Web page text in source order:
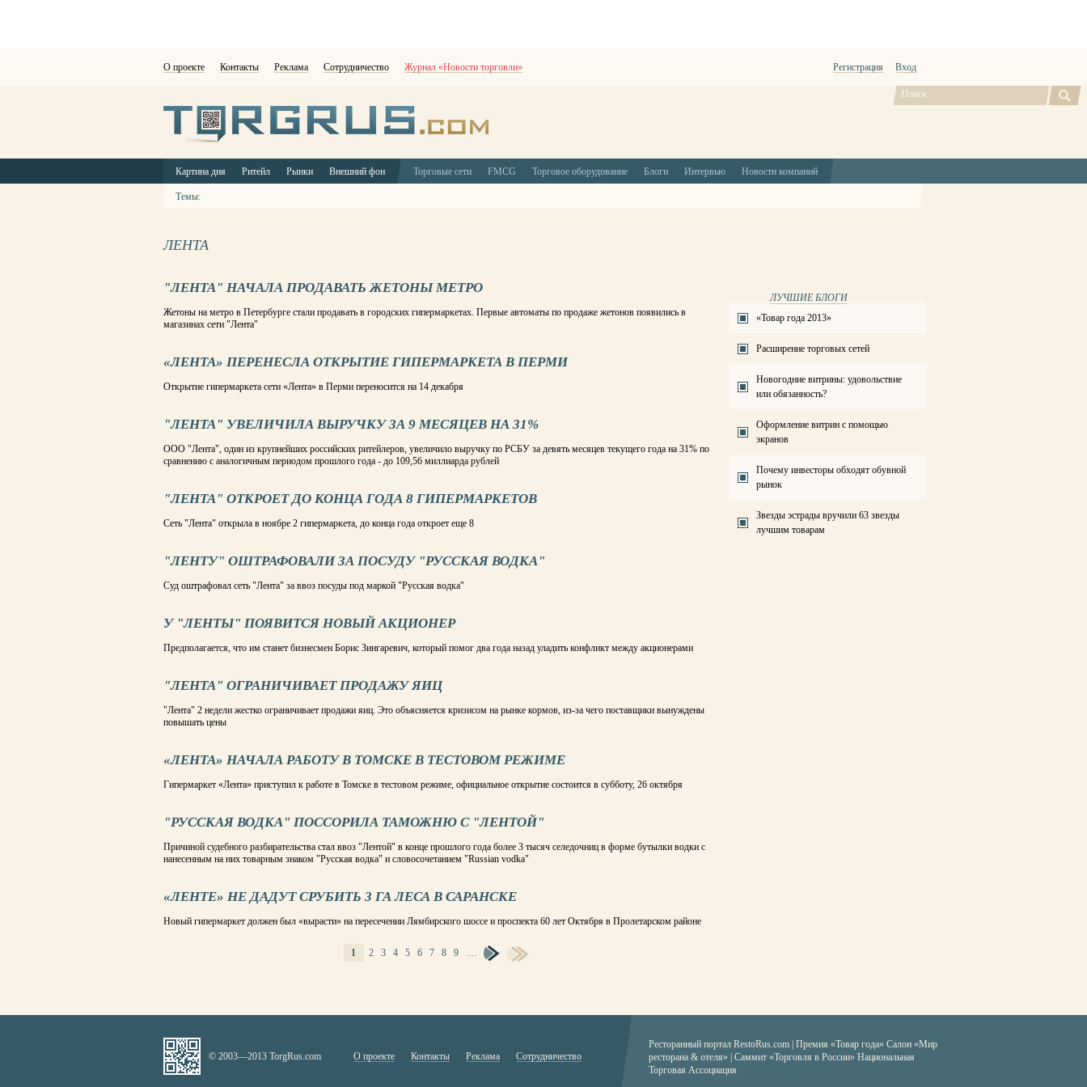
О проекте Контакты Реклама Сотрудничество Журнал «Новости торговли» Регистрация Вход
Картина дня Ритейл Рынки Внешний фон Торговые сети FMCG Торговое оборудование Блоги Интервью Новости компаний
Темы:
ЛЕНТА
"ЛЕНТА" НАЧАЛА ПРОДАВАТЬ ЖЕТОНЫ МЕТРО
Жетоны на метро в Петербурге стали продавать в городских гипермаркетах. Первые автоматы по продаже жетонов появились в
магазинах сети "Лента"
«ЛЕНТА» ПЕРЕНЕСЛА ОТКРЫТИЕ ГИПЕРМАРКЕТА В ПЕРМИ
Открытие гипермаркета сети «Лента» в Перми переносится на 14 декабря
"ЛЕНТА" УВЕЛИЧИЛА ВЫРУЧКУ ЗА 9 МЕСЯЦЕВ НА 31%
ООО "Лента", один из крупнейших российских ритейлеров, увеличило выручку по РСБУ за девять месяцев текущего года на 31% по
сравнению с аналогичным периодом прошлого года - до 109,56 миллиарда рублей
"ЛЕНТА" ОТКРОЕТ ДО КОНЦА ГОДА 8 ГИПЕРМАРКЕТОВ
Сеть "Лента" открыла в ноябре 2 гипермаркета, до конца года откроет еще 8
"ЛЕНТУ" ОШТРАФОВАЛИ ЗА ПОСУДУ "РУССКАЯ ВОДКА"
Суд оштрафовал сеть "Лента" за ввоз посуды под маркой "Русская водка"
У "ЛЕНТЫ" ПОЯВИТСЯ НОВЫЙ АКЦИОНЕР
Предполагается, что им станет бизнесмен Борис Зингаревич, который помог два года назад уладить конфликт между акционерами
"ЛЕНТА" ОГРАНИЧИВАЕТ ПРОДАЖУ ЯИЦ
"Лента" 2 недели жестко ограничивает продажи яиц. Это объясняется кризисом на рынке кормов, из-за чего поставщики вынуждены
повышать цены
«ЛЕНТА» НАЧАЛА РАБОТУ В ТОМСКЕ В ТЕСТОВОМ РЕЖИМЕ
Гипермаркет «Лента» приступил к работе в Томске в тестовом режиме, официальное открытие состоится в субботу, 26 октября
"РУССКАЯ ВОДКА" ПОССОРИЛА ТАМОЖНЮ С "ЛЕНТОЙ"
Причиной судебного разбирательства стал ввоз "Лентой" в конце прошлого года более 3 тысяч селедочниц в форме бутылки водки с
нанесенным на них товарным знаком "Русская водка" и словосочетанием "Russian vodka"
«ЛЕНТЕ» НЕ ДАДУТ СРУБИТЬ 3 ГА ЛЕСА В САРАНСКЕ
Новый гипермаркет должен был «вырасти» на пересечении Лямбирского шоссе и проспекта 60 лет Октября в Пролетарском районе
1 2 3 4 5 6 7 8 9 …
ЛУЧШИЕ БЛОГИ
«Товар года 2013»
Расширение торговых сетей
Новогодние витрины: удовольствие
или обязанность?
Оформление витрин с помощью
экранов
Почему инвесторы обходят обувной
рынок
Звезды эстрады вручили 63 звезды
лучшим товарам
© 2003—2013 TorgRus.com О проекте Контакты Реклама Сотрудничество
Ресторанный портал RestoRus.com Премия «Товар года» Салон «Мир
ресторана & отеля» | Саммит «Торговля в России» Национальная
Торговая Ассоциация